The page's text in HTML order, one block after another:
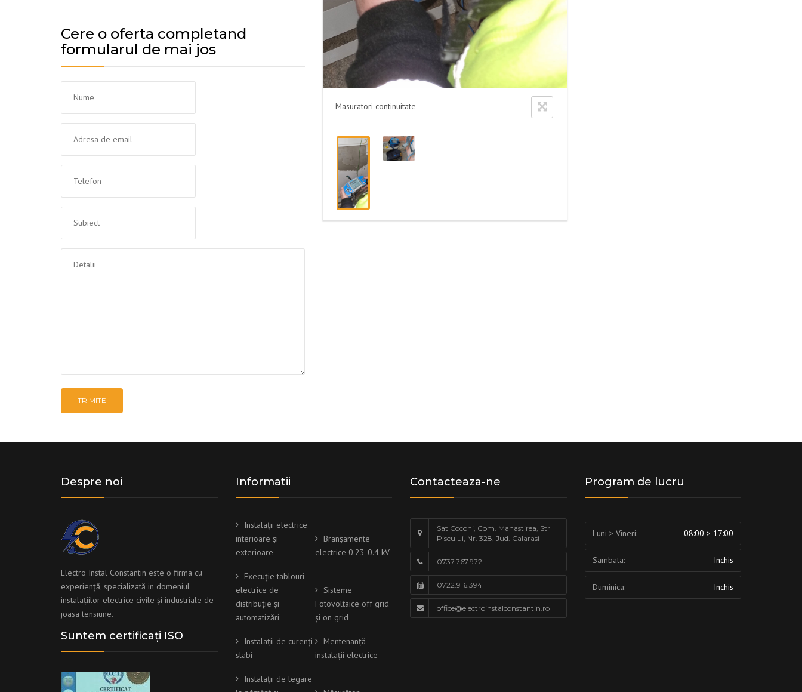
Cere o oferta completand
formularul de mai jos
Masuratori continuitate
Despre noi
Electro Instal Constantin este o firma cu
experiență, specializată in domeniul
instalațiilor electrice civile și industriale de
joasa tensiune.
Suntem certificați ISO
Informatii
Instalații electrice
interioare și
exterioare
Branșamente
electrice 0.23-0.4 kV
Execuție tablouri
electrice de
distribuție și
automatizări
Sisteme
Fotovoltaice off grid
și on grid
Instalații de curenți
slabi
Mentenanță
instalații electrice
Instalații de legare
Contacteaza-ne
Sat Coconi, Com. Manastirea, Str
Piscului, Nr. 328, Jud. Calarasi
0737.767.972
0722.916.394
office@electroinstalconstantin.ro
Program de lucru
Luni > Vineri: 08:00 > 17:00
Sambata: Inchis
Duminica: Inchis